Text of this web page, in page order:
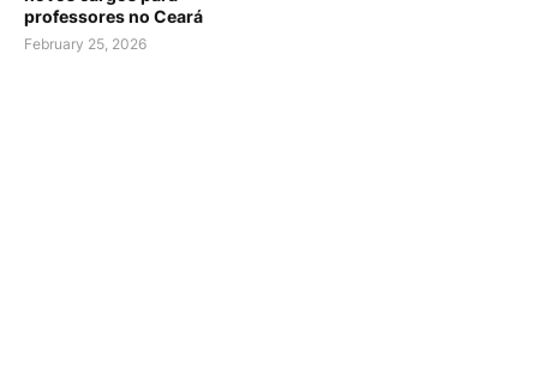
professores no Ceará
February 25, 2026